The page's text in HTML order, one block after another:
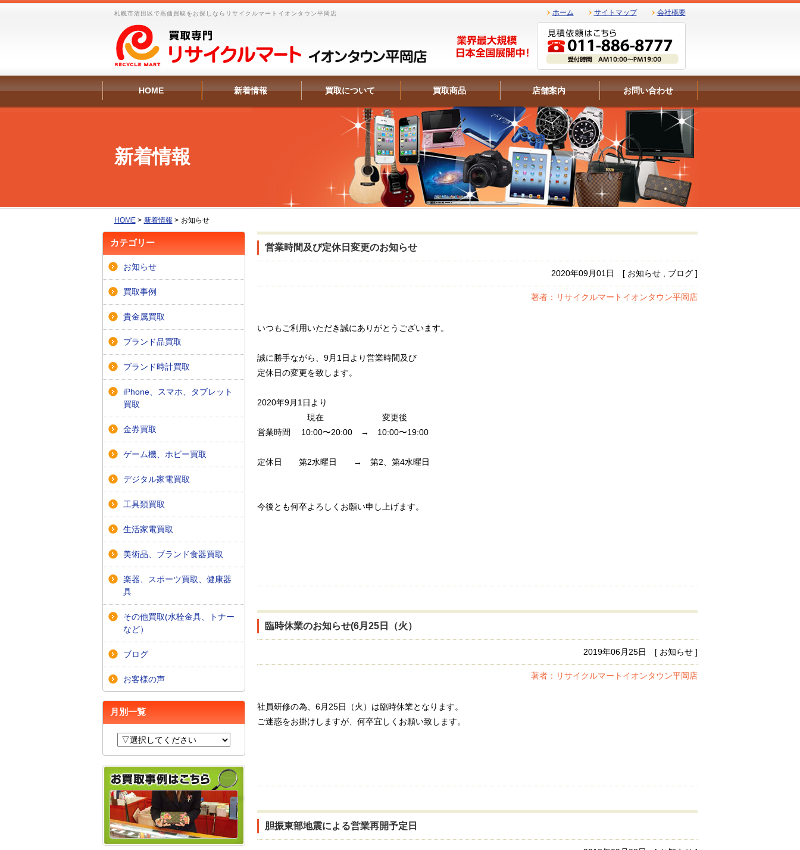
札幌市清田区で高価買取をお探しならリサイクルマートイオンタウン平岡店 ホーム サイトマップ 会社概要
HOME 新着情報 買取について 買取商品 店舗案内 お問い合わせ
新着情報
HOME> 新着情報 > お知らせ
営業時間及び定休日変更のお知らせ
2020年09月01日 [ お知らせ , ブログ ]
著者：リサイクルマートイオンタウン平岡店
いつもご利用いただき誠にありがとうございます。
誠に勝手ながら、9月1日より営業時間及び
定休日の変更を致します。
2020年9月1日より
現在 変更後
営業時間 10:00〜20:00 → 10:00〜19:00
定休日 第2水曜日 → 第2、第4水曜日
今後とも何卒よろしくお願い申し上げます。
臨時休業のお知らせ(6月25日（火）
2019年06月25日 [ お知らせ ]
著者：リサイクルマートイオンタウン平岡店
社員研修の為、6月25日（火）は臨時休業となります。
ご迷惑をお掛けしますが、何卒宜しくお願い致します。
胆振東部地震による営業再開予定日
カテゴリー
お知らせ
買取事例
貴金属買取
ブランド品買取
ブランド時計買取
iPhone、スマホ、タブレット
買取
金券買取
ゲーム機、ホビー買取
デジタル家電買取
工具類買取
生活家電買取
美術品、ブランド食器買取
楽器、スポーツ買取、健康器
具
その他買取(水栓金具、トナー
など）
ブログ
お客様の声
月別一覧